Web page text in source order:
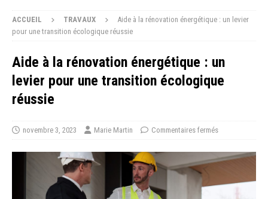
ACCUEIL TRAVAUX
Aide à la rénovation énergétique : un levier
pour une transition écologique réussie
Aide à la rénovation énergétique : un
levier pour une transition écologique
réussie
novembre 3, 2023 Marie Martin Commentaires fermés